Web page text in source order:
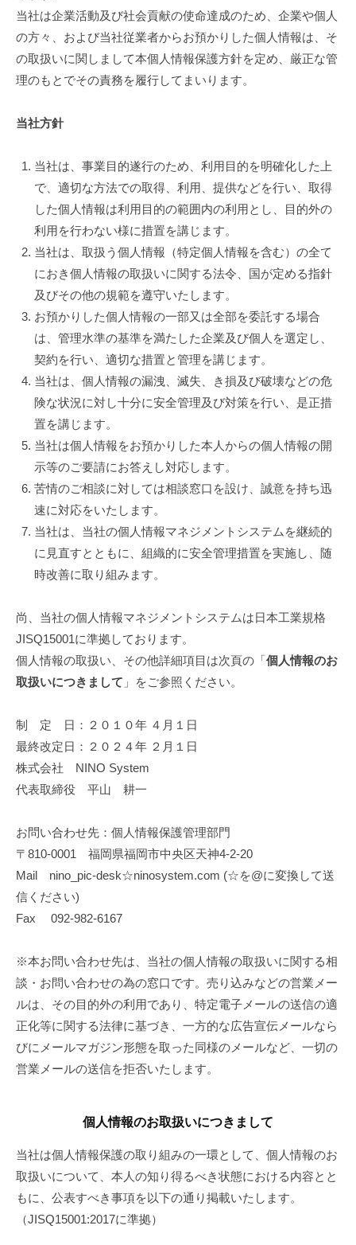
当社は企業活動及び社会貢献の使命達成のため、企業や個人
の方々、および当社従業者からお預かりした個人情報は、そ
の取扱いに関しまして本個人情報保護方針を定め、厳正な管
理のもとでその責務を履行してまいります。
当社方針
当社は、事業目的遂行のため、利用目的を明確化した上
で、適切な方法での取得、利用、提供などを行い、取得
した個人情報は利用目的の範囲内の利用とし、目的外の
利用を行わない様に措置を講じます。
当社は、取扱う個人情報（特定個人情報を含む）の全て
におき個人情報の取扱いに関する法令、国が定める指針
及びその他の規範を遵守いたします。
お預かりした個人情報の一部又は全部を委託する場合
は、管理水準の基準を満たした企業及び個人を選定し、
契約を行い、適切な措置と管理を講じます。
当社は、個人情報の漏洩、滅失、き損及び破壊などの危
険な状況に対し十分に安全管理及び対策を行い、是正措
置を講じます。
当社は個人情報をお預かりした本人からの個人情報の開
示等のご要請にお答えし対応します。
苦情のご相談に対しては相談窓口を設け、誠意を持ち迅
速に対応をいたします。
当社は、当社の個人情報マネジメントシステムを継続的
に見直すとともに、組織的に安全管理措置を実施し、随
時改善に取り組みます。
尚、当社の個人情報マネジメントシステムは日本工業規格
JISQ15001に準拠しております。
個人情報の取扱い、その他詳細項目は次頁の「個人情報のお
取扱いにつきまして 」をご参照ください。
制 定 日：２０１０年 ４月１日
最終改定日：２０２４年 ２月１日
株式会社 NINO System
代表取締役 平山 耕一
お問い合わせ先：個人情報保護管理部門
〒810-0001 福岡県福岡市中央区天神4-2-20
Mail nino_pic-desk☆ninosystem.com (☆を@に変換して送
信ください)
Fax 092-982-6167
※本お問い合わせ先は、当社の個人情報の取扱いに関する相
談・お問い合わせの為の窓口です。売り込みなどの営業メー
ルは、その目的外の利用であり、特定電子メールの送信の適
正化等に関する法律に基づき、一方的な広告宣伝メールなら
びにメールマガジン形態を取った同様のメールなど、一切の
営業メールの送信を拒否いたします。
個人情報のお取扱いにつきまして
当社は個人情報保護の取り組みの一環として、個人情報のお
取扱いについて、本人の知り得るべき状態における内容とと
もに、公表すべき事項を以下の通り掲載いたします。
（JISQ15001:2017に準拠）